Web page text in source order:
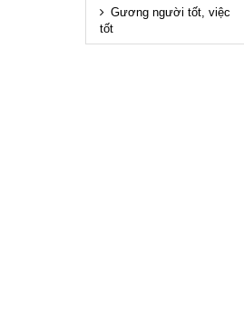
Gương người tốt, việc
tốt